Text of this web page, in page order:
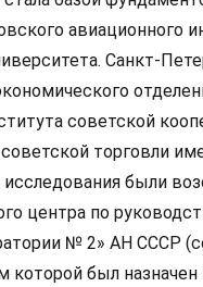
авиационного
Санкт-
советской
торговли
были
центра по
№ 2» АН СССР
которой был